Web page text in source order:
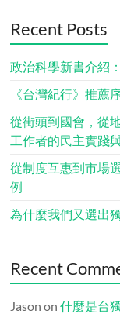
Recent Posts
政治科學新書介紹
《台灣紀行》推薦
從街頭到國會，從
工作者的民主實踐
從制度互惠到市場
例
為什麼我們又選出
Recent
Jason on什麼是台